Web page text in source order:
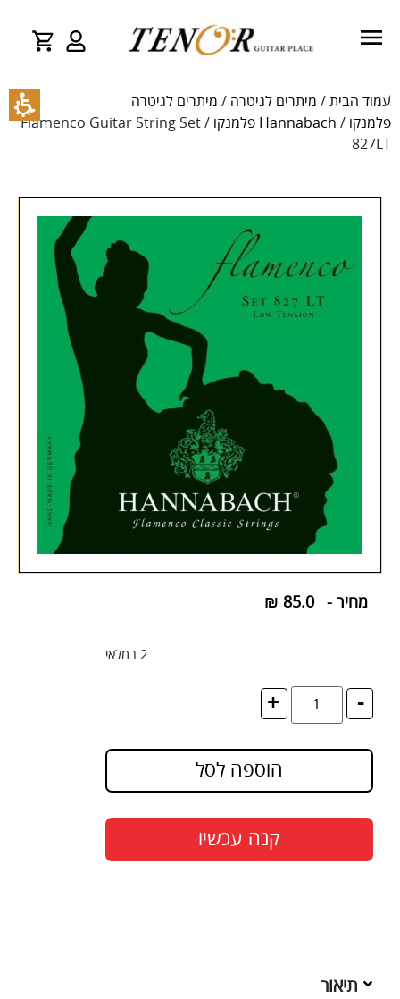
עמוד הבית / מיתרים לגיטרה / מיתרים לגיטרה
פלמנקו / Hannabach פלמנקו
/ Flamenco Guitar String Set
827LT
מחיר - ₪ 85.0
2 במלאי
-
+
הוספה לסל
קנה עכשיו
תיאור